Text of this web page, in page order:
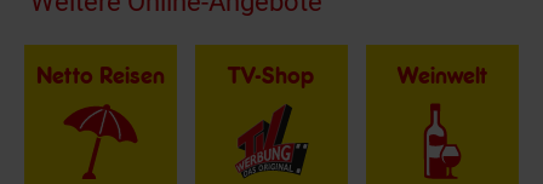
Netto Reisen TV-Shop Weinwelt